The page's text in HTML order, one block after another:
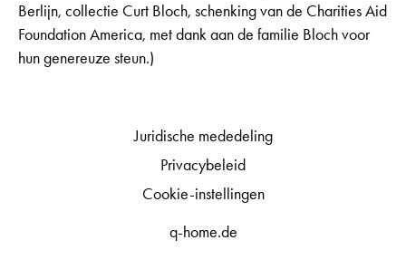
Berlijn, collectie Curt Bloch, schenking van de Charities Aid
Foundation America, met dank aan de familie Bloch voor
hun genereuze steun.)
q-home.de
Juridische mededeling
Privacybeleid
Cookie-instellingen